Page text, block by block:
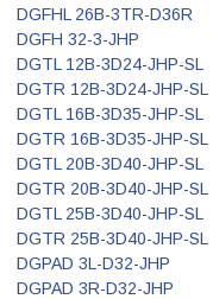
DGFHL 26B-3TR-D36R
DGFH 32-3-JHP
DGTL 12B-3D24-JHP-SL
DGTR 12B-3D24-JHP-SL
DGTL 16B-3D35-JHP-SL
DGTR 16B-3D35-JHP-SL
DGTL 20B-3D40-JHP-SL
DGTR 20B-3D40-JHP-SL
DGTL 25B-3D40-JHP-SL
DGTR 25B-3D40-JHP-SL
DGPAD 3L-D32-JHP
DGPAD 3R-D32-JHP